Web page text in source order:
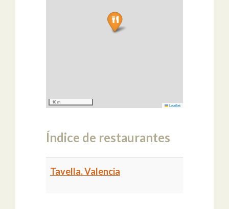
10 m
Leaflet
Índice de restaurantes
Tavella. Valencia